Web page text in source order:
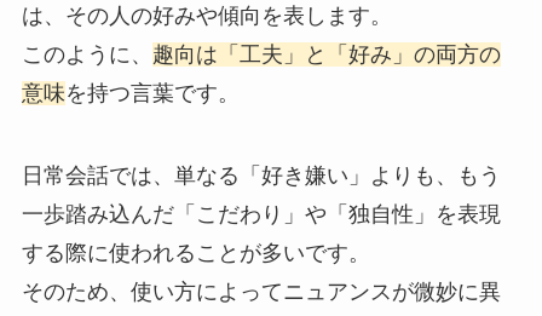
は、その人の好みや傾向を表します。
このように、 趣向は「工夫」と「好み」の両方の
意味を持つ言葉です。
日常会話では、単なる「好き嫌い」よりも、もう
一歩踏み込んだ「こだわり」や「独自性」を表現
する際に使われることが多いです。
そのため、使い方によってニュアンスが微妙に異